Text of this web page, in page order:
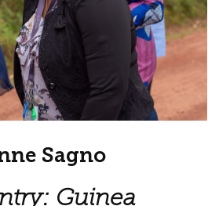
Sagno
Guinea